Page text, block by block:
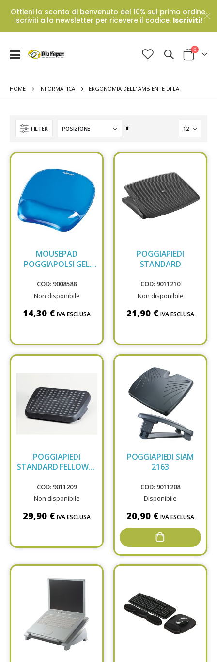
Ottieni lo sconto di benvenuto del 10% sul primo ordine.
Iscriviti alla newsletter per ricevere il codice. Iscriviti!
Toggle
Cart
0Prodotti
HOME INFORMATICA ERGONOMIA DELL' AMBIENTE DI LA
FILTER
Set
MOUSEPAD
POGGIAPOLSI GEL
COD: 9008588
Non disponibile
14,30 € IVA ESCLUSA
POGGIAPIEDI
STANDARD
COD: 9011210
Non disponibile
21,90 € IVA ESCLUSA
POGGIAPIEDI
STANDARD FELLOWES
COD: 9011209
Non disponibile
29,90 € IVA ESCLUSA
POGGIAPIEDI SIAM
2163
COD: 9011208
Disponibile
20,90 € IVA ESCLUSA